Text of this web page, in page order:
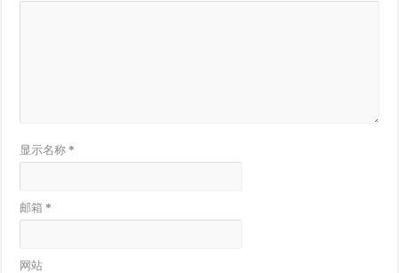
显示名称*
邮箱*
网站